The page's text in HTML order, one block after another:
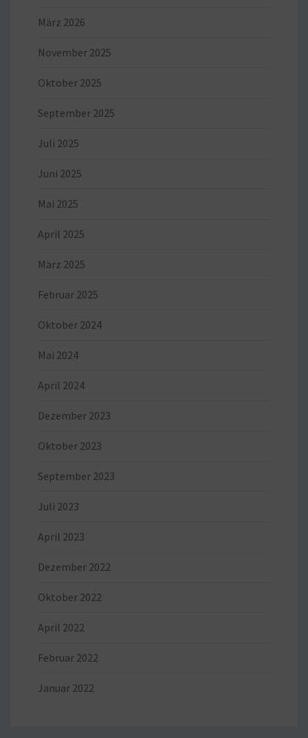
März 2026
November 2025
Oktober 2025
September 2025
Juli 2025
Juni 2025
Mai 2025
April 2025
März 2025
Februar 2025
Oktober 2024
Mai 2024
April 2024
Dezember 2023
Oktober 2023
September 2023
Juli 2023
April 2023
Dezember 2022
Oktober 2022
April 2022
Februar 2022
Januar 2022